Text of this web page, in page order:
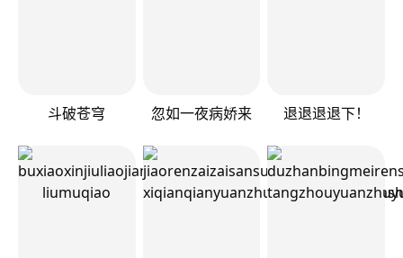
斗破苍穹 忽如一夜病娇来 退退退退下！